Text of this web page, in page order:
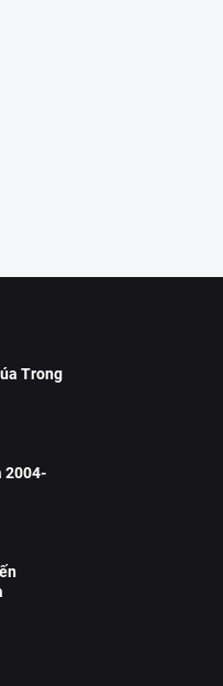
Trong
2004-